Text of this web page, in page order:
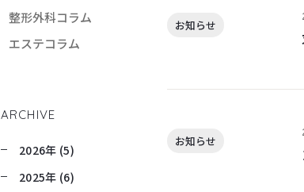
お知らせ
お知らせ
整形外科コラム
エステコラム
ARCHIVE
2026年 (5)
2025年 (6)